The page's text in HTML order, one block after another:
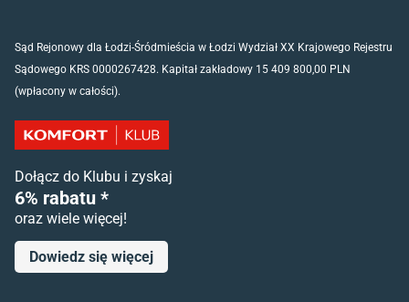
Sąd Rejonowy dla Łodzi-Śródmieścia w Łodzi Wydział XX Krajowego Rejestru
Sądowego KRS 0000267428. Kapitał zakładowy 15 409 800,00 PLN
(wpłacony w całości).
Dołącz do Klubu i zyskaj
6% rabatu *
oraz wiele więcej!
Dowiedz się więcej